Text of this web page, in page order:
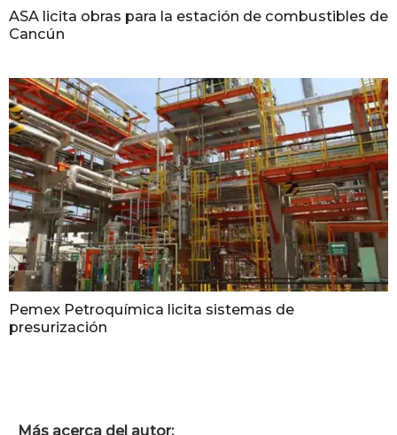
ASA licita obras para la estación de combustibles de
Cancún
Pemex Petroquímica licita sistemas de
presurización
Más acerca del autor: